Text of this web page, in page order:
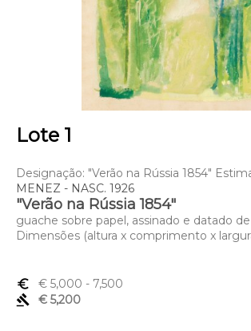
Lote 1
Designação: "Verão na Rússia 1854"
MENEZ - NASC. 1926
"Verão na Rússia 1854"
guache sobre papel, assinado e datado de
Dimensões (altura x comprimento x
euro_symbol € 5,000 - 7,500
gavel
€ 5,200